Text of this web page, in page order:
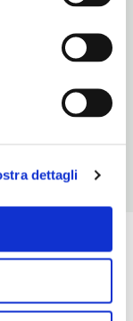
dettagli
chiuso